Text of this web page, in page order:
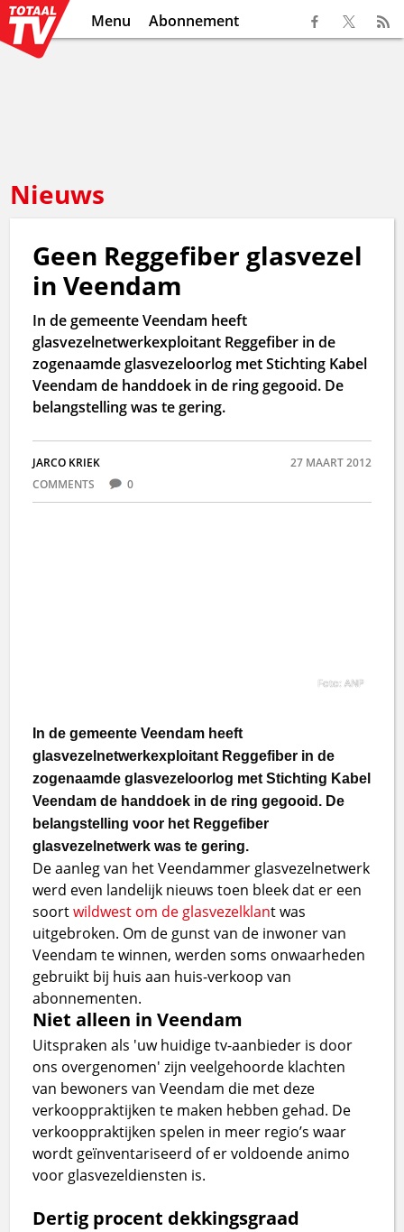
Menu Abonnement
Nieuws
Geen Reggefiber glasvezel
in Veendam
In de gemeente Veendam heeft
glasvezelnetwerkexploitant Reggefiber in de
zogenaamde glasvezeloorlog met Stichting Kabel
Veendam de handdoek in de ring gegooid. De
belangstelling was te gering.
JARCO KRIEK
27 MAART 2012
COMMENTS
0
Foto: ANP
In de gemeente Veendam heeft
glasvezelnetwerkexploitant Reggefiber in de
zogenaamde glasvezeloorlog met Stichting Kabel
Veendam de handdoek in de ring gegooid. De
belangstelling voor het Reggefiber
glasvezelnetwerk was te gering.
De aanleg van het Veendammer glasvezelnetwerk
werd even landelijk nieuws toen bleek dat er een
soortwildwest om de glasvezelklant was
uitgebroken. Om de gunst van de inwoner van
Veendam te winnen, werden soms onwaarheden
gebruikt bij huis aan huis-verkoop van
abonnementen.
Niet alleen in Veendam
Uitspraken als 'uw huidige tv-aanbieder is door
ons overgenomen' zijn veelgehoorde klachten
van bewoners van Veendam die met deze
verkooppraktijken te maken hebben gehad. De
verkooppraktijken spelen in meer regio’s waar
wordt geïnventariseerd of er voldoende animo
voor glasvezeldiensten is.
Dertig procent dekkingsgraad